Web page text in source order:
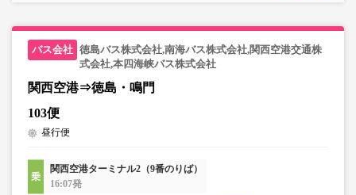
徳島バス株式会社,南海バス株式会社,関西空港交通株
式会社,本四海峡バス株式会社
関西空港⇒徳島・鳴門
103便
昼行便
関西空港ターミナル2（9番のりば）
16:07発